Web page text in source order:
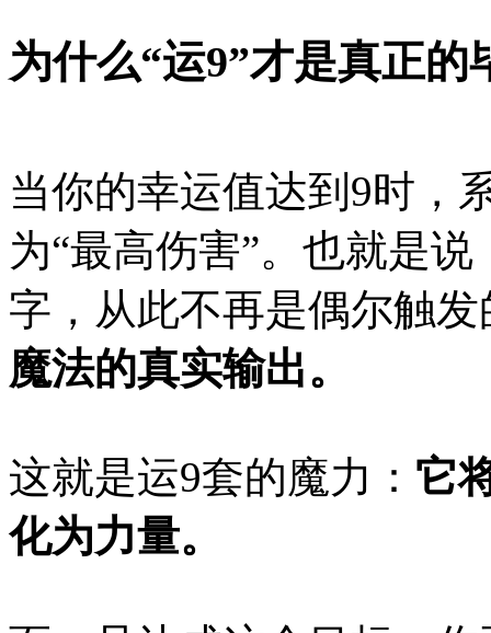
为什么“运9”才是真正的
当你的幸运值达到9时，
为“最高伤害”。也就是
字，从此不再是偶尔触
魔法的真实输出。
这就是运9套的魔力： 它
化为力量。